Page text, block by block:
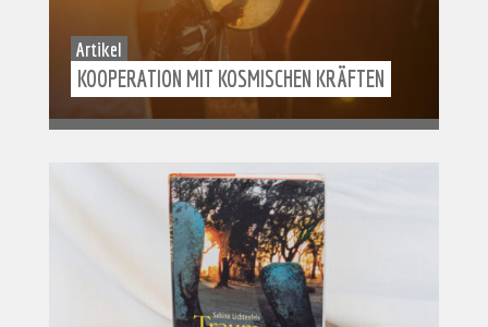
Artikel
KOOPERATION MIT KOSMISCHEN KRÄFTEN